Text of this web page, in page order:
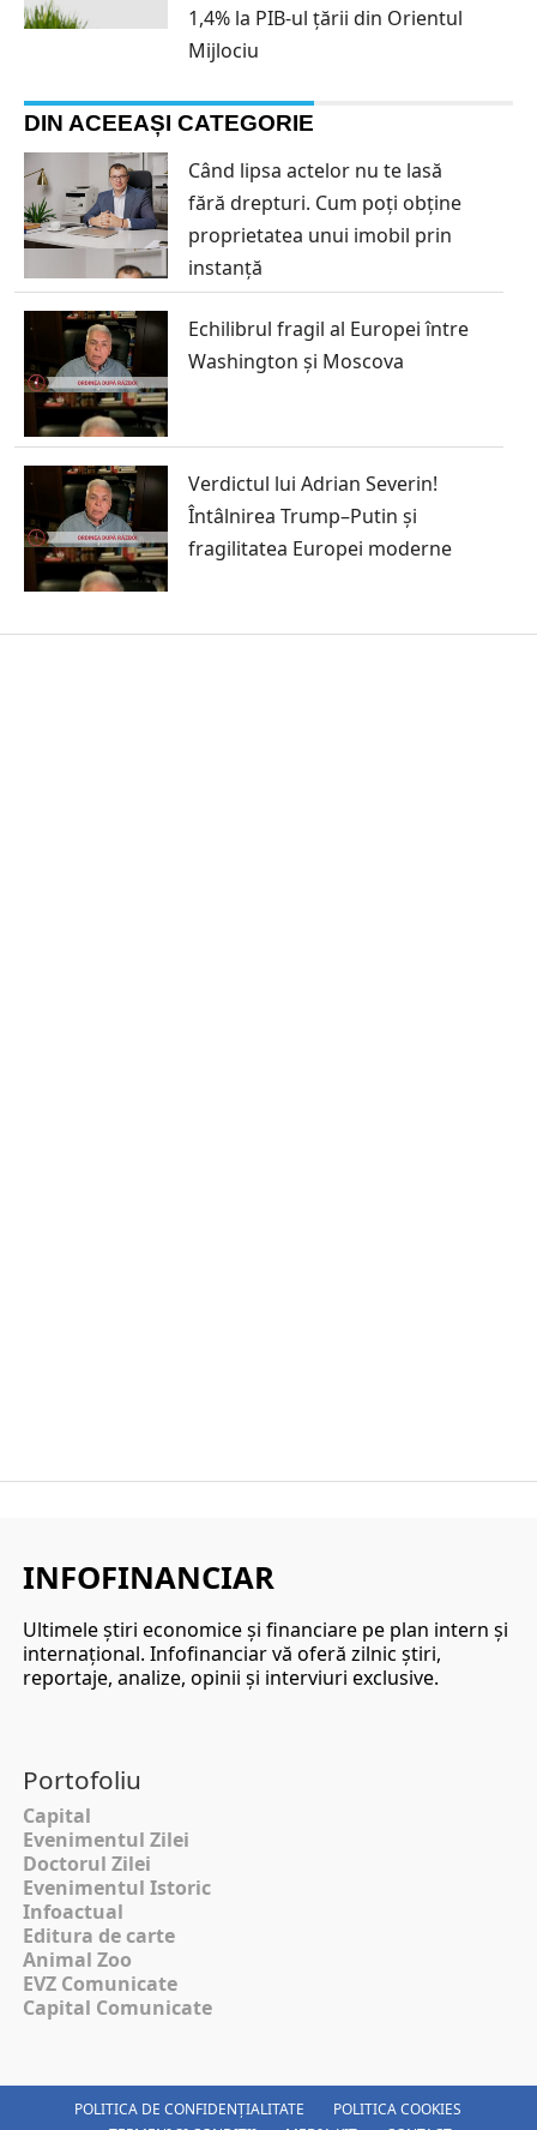
1,4% la PIB-ul țării din Orientul
Mijlociu
DIN ACEEAȘI CATEGORIE
Când lipsa actelor nu te lasă
fără drepturi. Cum poți obține
proprietatea unui imobil prin
instanță
Echilibrul fragil al Europei între
Washington și Moscova
Verdictul lui Adrian Severin!
Întâlnirea Trump–Putin și
fragilitatea Europei moderne
INFOFINANCIAR
Ultimele ştiri economice şi financiare pe plan intern şi
internaţional. Infofinanciar vă oferă zilnic ştiri,
reportaje, analize, opinii şi interviuri exclusive.
Portofoliu
Capital
Evenimentul Zilei
Doctorul Zilei
Evenimentul Istoric
Infoactual
Editura de carte
Animal Zoo
EVZ Comunicate
Capital Comunicate
POLITICA DE CONFIDENȚIALITATE
POLITICA COOKIES